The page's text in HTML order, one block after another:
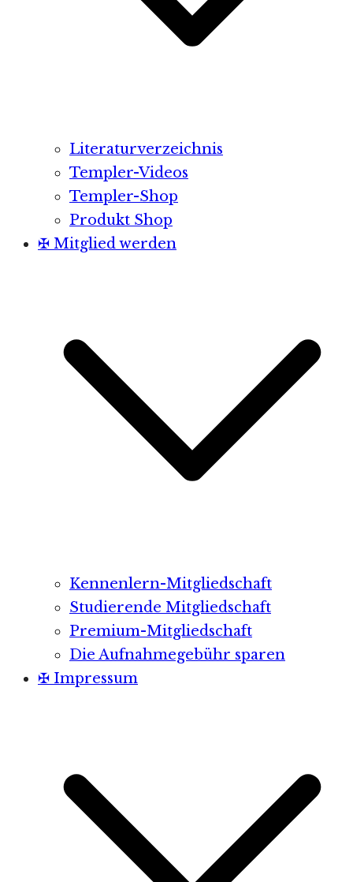
Literaturverzeichnis
Templer-Videos
Templer-Shop
Produkt Shop
✠ Mitglied werden
Kennenlern-Mitgliedschaft
Studierende Mitgliedschaft
Premium-Mitgliedschaft
Die Aufnahmegebühr sparen
✠ Impressum